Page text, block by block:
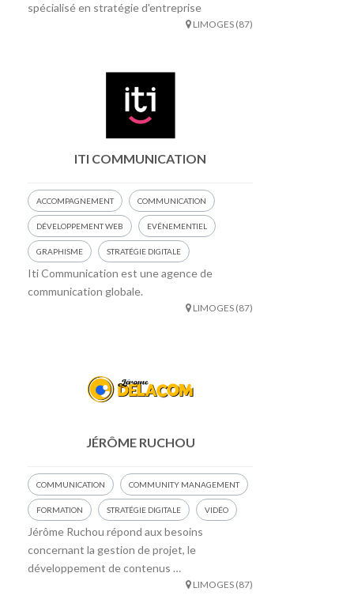
spécialisé en stratégie d'entreprise
LIMOGES (87)
ITI COMMUNICATION
ACCOMPAGNEMENT COMMUNICATION
DÉVELOPPEMENT WEB EVÉNEMENTIEL
GRAPHISME STRATÉGIE DIGITALE
Iti Communication est une agence de
communication globale.
LIMOGES (87)
JÉRÔME RUCHOU
COMMUNICATION COMMUNITY MANAGEMENT
FORMATION STRATÉGIE DIGITALE VIDÉO
Jérôme Ruchou répond aux besoins
concernant la gestion de projet, le
développement de contenus …
LIMOGES (87)